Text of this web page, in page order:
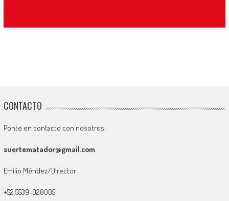
CONTACTO
Ponte en contacto con nosotros:
suertematador@gmail.com
Emilio Méndez/Director
+52 5539-028005